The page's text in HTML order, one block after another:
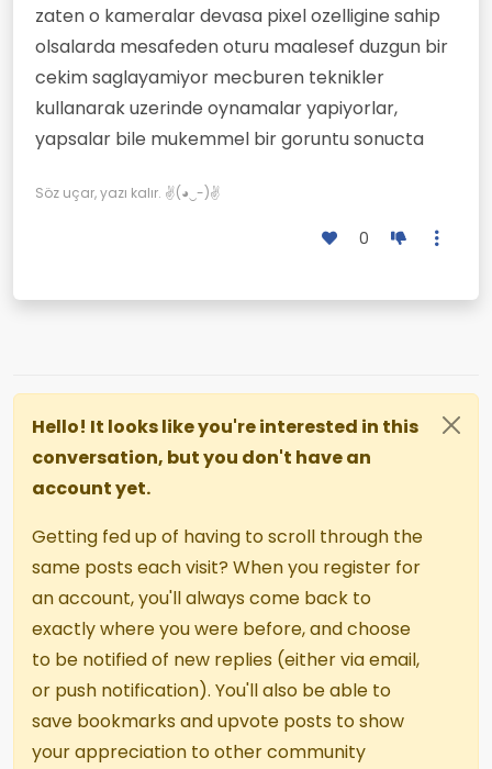
zaten o kameralar devasa pixel ozelligine sahip
olsalarda mesafeden oturu maalesef duzgun bir
cekim saglayamiyor mecburen teknikler
kullanarak uzerinde oynamalar yapiyorlar,
yapsalar bile mukemmel bir goruntu sonucta
Söz uçar, yazı kalır. ✌(◕‿-)✌
0
Hello! It looks like you're interested in this
conversation, but you don't have an
account yet.
Getting fed up of having to scroll through the
same posts each visit? When you register for
an account, you'll always come back to
exactly where you were before, and choose
to be notified of new replies (either via email,
or push notification). You'll also be able to
save bookmarks and upvote posts to show
your appreciation to other community